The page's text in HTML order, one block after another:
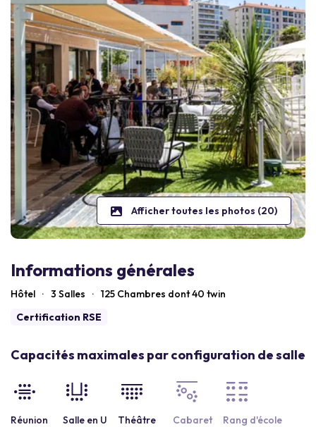
Afficher toutes les photos (20)
Informations générales
Hôtel · 3 Salles · 125 Chambres dont 40 twin
Certification RSE
Capacités maximales par configuration de salle
Réunion Salle en U Théâtre Cabaret Rang d'école